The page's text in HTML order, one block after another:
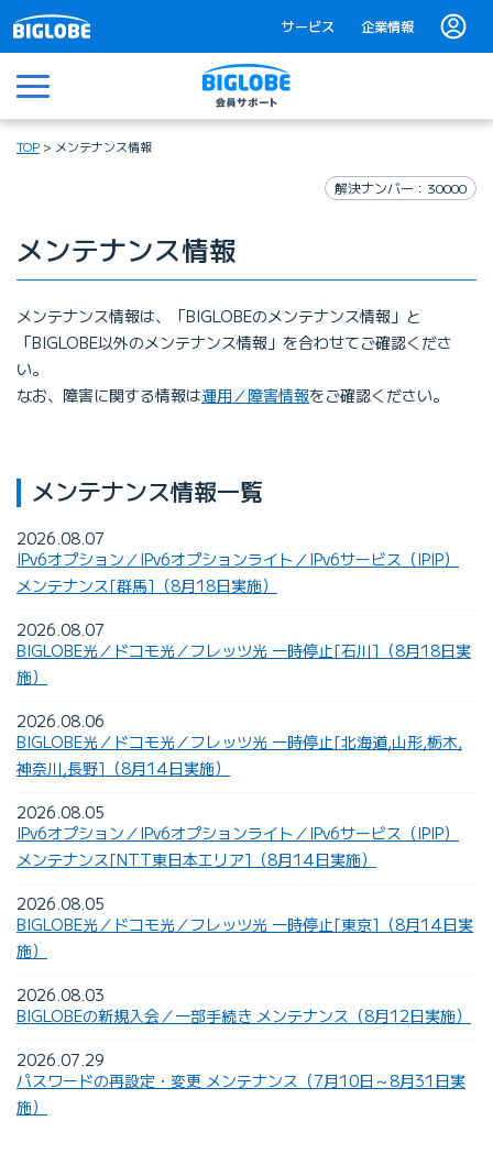
サービス 企業情報
メニュー
TOP メンテナンス情報
解決ナンバー：30000
メンテナンス情報
メンテナンス情報は、「BIGLOBEのメンテナンス情報」と
「BIGLOBE以外のメンテナンス情報」を合わせてご確認くださ
い。
なお、障害に関する情報は運用／障害情報をご確認ください。
メンテナンス情報一覧
2026.08.07
IPv6オプション／IPv6オプションライト／IPv6サービス（IPIP）
メンテナンス[群馬]（8月18日実施）
2026.08.07
BIGLOBE光／ドコモ光／フレッツ光 一時停止[石川]（8月18日実
施）
2026.08.06
BIGLOBE光／ドコモ光／フレッツ光 一時停止[北海道,山形,栃木,
神奈川,長野]（8月14日実施）
2026.08.05
IPv6オプション／IPv6オプションライト／IPv6サービス（IPIP）
メンテナンス[NTT東日本エリア]（8月14日実施）
2026.08.05
BIGLOBE光／ドコモ光／フレッツ光 一時停止[東京]（8月14日実
施）
2026.08.03
BIGLOBEの新規入会／一部手続き メンテナンス（8月12日実施）
2026.07.29
パスワードの再設定・変更 メンテナンス（7月10日～8月31日実
施）